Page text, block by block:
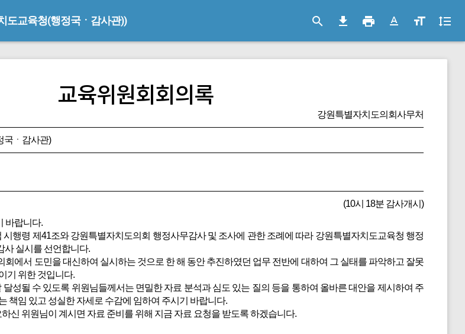
도교육청(행정국ㆍ감사관)) search file_download print text_format format_size format_line_spacing
교육위원회회의록
강원특별자치도의회사무처
국ㆍ감사관)
(10시 18분 감사개시)
바랍니다.
행령 제41조와 강원특별자치도의회 행정사무감사 및 조사에 관한 조례에 따라 강원특별자치도교육청 행정
사 실시를 선언합니다.
에서 도민을 대신하여 실시하는 것으로 한 해 동안 추진하였던 업무 전반에 대하여 그 실태를 파악하고 잘못
기 위한 것입니다.
성될 수 있도록 위원님들께서는 면밀한 자료 분석과 심도 있는 질의 등을 통하여 올바른 대안을 제시하여 주
책임 있고 성실한 자세로 수감에 임하여 주시기 바랍니다.
신 위원님이 계시면 자료 준비를 위해 지금 자료 요청을 받도록 하겠습니다.